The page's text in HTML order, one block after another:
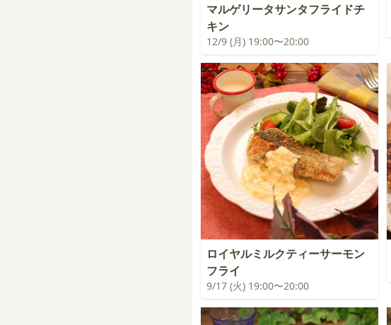
マルゲリータサンタフライドチ
キン
12/9 (月) 19:00〜20:00
ロイヤルミルクティーサーモン
フライ
9/17 (火) 19:00〜20:00